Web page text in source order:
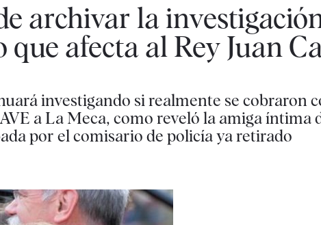
archivar la
afecta al Rey Juan
investigando si realmente se cobraron
a La Meca, como reveló la amiga íntima
por el comisario de policía ya retirado